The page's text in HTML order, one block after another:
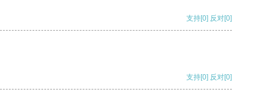
支持[0] 反对[0]
支持[0] 反对[0]